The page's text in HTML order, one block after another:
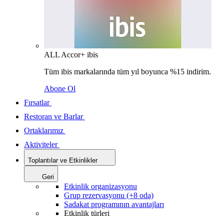
ALL Accor+ ibis
Tüm ibis markalarında tüm yıl boyunca %15 indirim.
Abone Ol
Fırsatlar
Restoran ve Barlar
Ortaklarımız
Aktiviteler
Toplantılar ve Etkinlikler
Geri
Etkinlik organizasyonu
Grup rezervasyonu (+8 oda)
Sadakat programının avantajları
Etkinlik türleri